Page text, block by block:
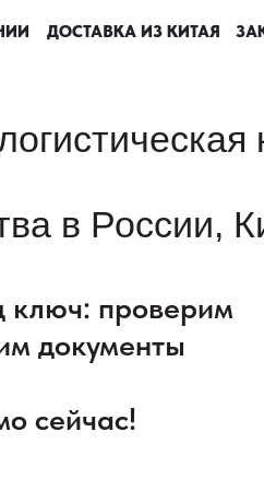
ДОСТАВКА ИЗ КИТАЯ
ДОСТАВКА ИЗ КИТАЯ
в России,
ключ: проверим
документы
сейчас!
ДОСТАВКА ИЗ КИТАЯ
ДОСТАВКА ИЗ КИТАЯ